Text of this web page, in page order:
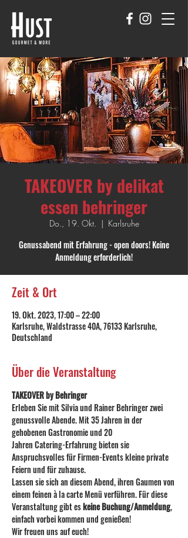
TAKEOVER by delikat
essen behringer
Do., 19. Okt.
  |
Karlsruhe
Genussabend mit Erfahrung - open doors! Keine
Anmeldung erforderlich!
Zeit & Ort
19. Okt. 2023, 17:00 – 22:00
Karlsruhe, Waldstrasse 40A, 76133 Karlsruhe,
Deutschland
Über die Veranstaltung
TAKEOVER by Behringer
Erleben Sie mit Silvia und Rainer Behringer zwei
genussvolle Abende. Mit 35 Jahren in der
gehobenen Gastronomie und 20
Jahren Catering-Erfahrung bieten sie
Anspruchsvolles für Firmen-Events kleine private
Feiern und für zuhause.
Lassen sie sich an diesem Abend, ihren Gaumen von
einem feinen à la carte Menü verführen. Für diese
Veranstaltung gibt es keine Buchung/Anmeldung,
einfach vorbei kommen und genießen!
Wir freuen uns auf euch!